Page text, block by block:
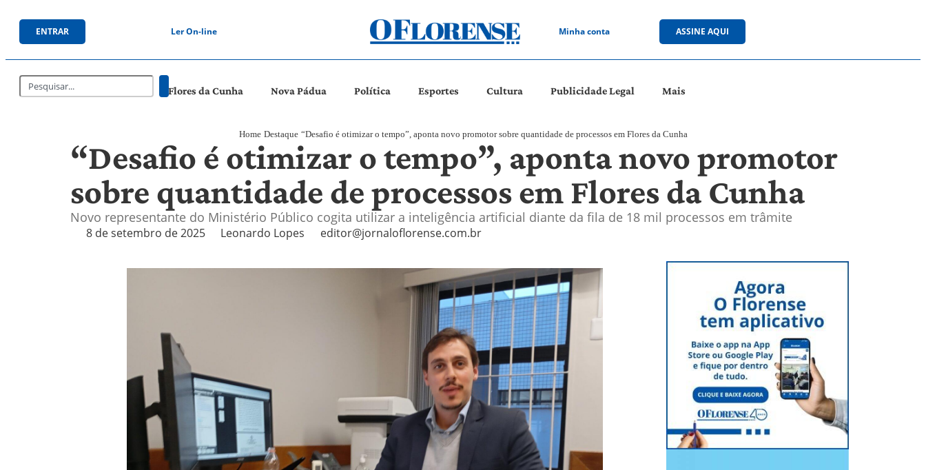
ENTRAR Ler On-line Minha conta ASSINE AQUI
Flores da Cunha Nova Pádua Política Esportes Cultura Publicidade Legal Mais
Home Destaque “Desafio é otimizar o tempo”, aponta novo promotor sobre quantidade de processos em Flores da Cunha
“Desafio é otimizar o tempo”, aponta novo promotor
sobre quantidade de processos em Flores da Cunha
Novo representante do Ministério Público cogita utilizar a inteligência artificial diante da fila de 18 mil processos em trâmite
8 de setembro de 2025 Leonardo Lopes editor@jornaloflorense.com.br